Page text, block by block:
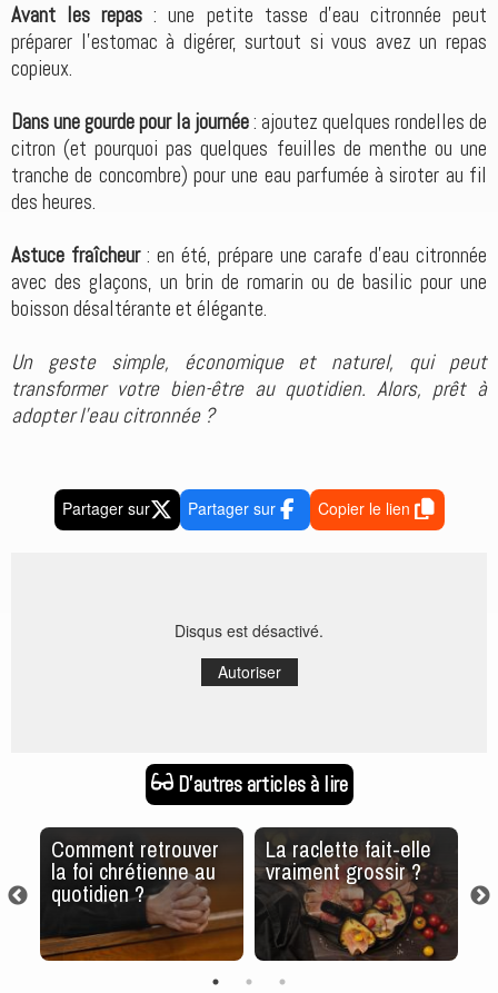
Avant les repas : une petite tasse d’eau citronnée peut
préparer l’estomac à digérer, surtout si vous avez un repas
copieux.
Dans une gourde pour la journée: ajoutez quelques rondelles de
citron (et pourquoi pas quelques feuilles de menthe ou une
tranche de concombre) pour une eau parfumée à siroter au fil
des heures.
Astuce fraîcheur: en été, prépare une carafe d’eau citronnée
avec des glaçons, un brin de romarin ou de basilic pour une
boisson désaltérante et élégante.
Un geste simple, économique et naturel, qui peut
transformer votre bien-être au quotidien. Alors, prêt à
adopter l’eau citronnée ?
Partager sur Partager sur Copier le lien
Disqus est désactivé.
Autoriser
D'autres articles à lire
Comment retrouver
la foi chrétienne au
quotidien ?
La raclette fait-elle
vraiment grossir ?